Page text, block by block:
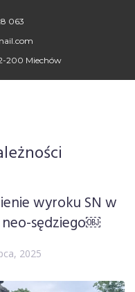
063
200 Miechów
wyroku SN w
neo-sędziego￼
2025